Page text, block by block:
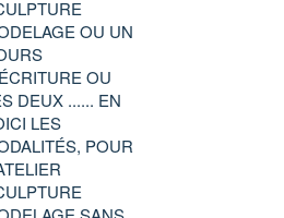
OU UN
OU
DEUX ...... EN
LES
POUR